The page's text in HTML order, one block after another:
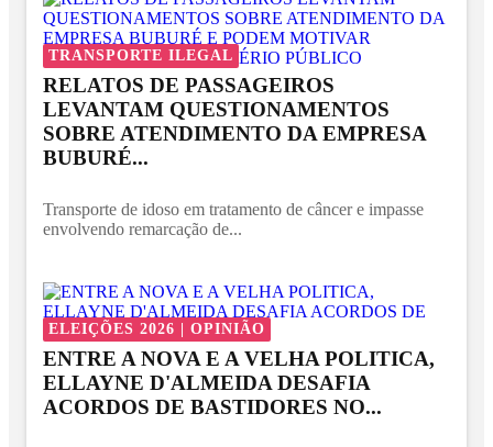
TRANSPORTE ILEGAL
RELATOS DE PASSAGEIROS
LEVANTAM QUESTIONAMENTOS
SOBRE ATENDIMENTO DA EMPRESA
BUBURÉ...
Transporte de idoso em tratamento de câncer e impasse
envolvendo remarcação de...
ELEIÇÕES 2026 | OPINIÃO
ENTRE A NOVA E A VELHA POLITICA,
ELLAYNE D'ALMEIDA DESAFIA
ACORDOS DE BASTIDORES NO...